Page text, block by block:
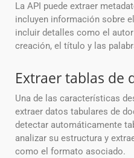
La API puede extraer
incluyen información sobre
incluir detalles como el
creación, el título y las
Extraer tablas de
Una de las características
extraer datos tabulares de
detectar automáticamente
analizar su estructura y
como el formato asociado.